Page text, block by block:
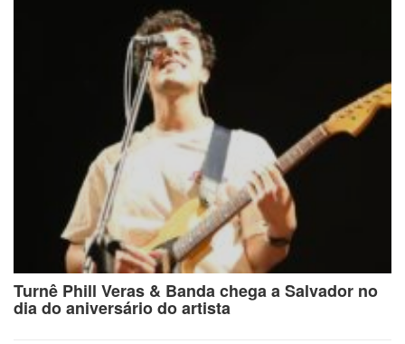
Turnê Phill Veras & Banda chega a Salvador no
dia do aniversário do artista